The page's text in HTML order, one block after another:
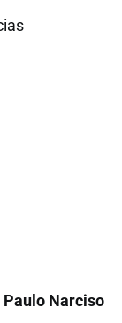
Paulo Narciso